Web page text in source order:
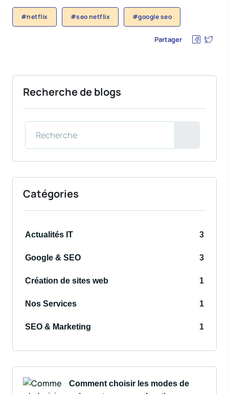
#netflix #seo netflix #google seo
Partager
Recherche de blogs
Catégories
Actualités IT 3
Google & SEO 3
Création de sites web 1
Nos Services 1
SEO & Marketing 1
Comment choisir les modes de